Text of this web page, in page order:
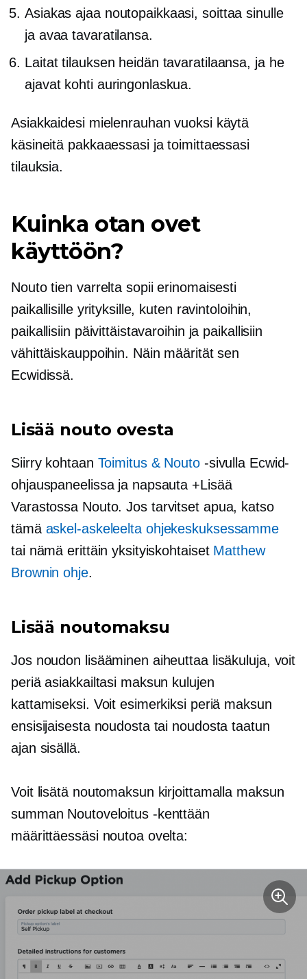
Asiakas ajaa noutopaikkaasi, soittaa sinulle
ja avaa tavaratilansa.
Laitat tilauksen heidän tavaratilaansa, ja he
ajavat kohti auringonlaskua.
Asiakkaidesi mielenrauhan vuoksi käytä
käsineitä pakkaaessasi ja toimittaessasi
tilauksia.
Kuinka otan ovet
käyttöön?
Nouto tien varrelta sopii erinomaisesti
paikallisille yrityksille, kuten ravintoloihin,
paikallisiin päivittäistavaroihin ja paikallisiin
vähittäiskauppoihin. Näin määrität sen
Ecwidissä.
Lisää nouto ovesta
Siirry kohtaan Toimitus & Nouto-sivulla Ecwid-
ohjauspaneelissa ja napsauta +Lisää
Varastossa Nouto. Jos tarvitset apua, katso
tämä askel-askeleeltaohjekeskuksessamme
tai nämä erittäin yksityiskohtaiset Matthew
Brownin ohje.
Lisää noutomaksu
Jos noudon lisääminen aiheuttaa lisäkuluja, voit
periä asiakkailtasi maksun kulujen
kattamiseksi. Voit esimerkiksi periä maksun
ensisijaisesta noudosta tai noudosta taatun
ajan sisällä.
Voit lisätä noutomaksun kirjoittamalla maksun
summan Noutoveloitus -kenttään
määrittäessäsi noutoa ovelta: